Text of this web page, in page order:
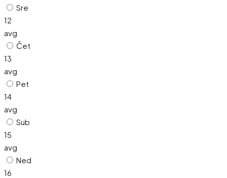
Sre
12
avg
Čet
13
avg
Pet
14
avg
Sub
15
avg
Ned
16